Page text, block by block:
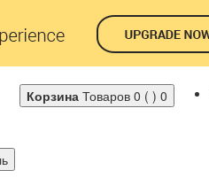
Корзина Товаров 0 ( ) 0